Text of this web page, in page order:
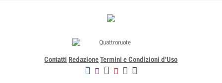
Contatti Redazione Termini e Condizioni d'Uso